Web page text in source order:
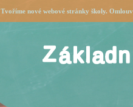
Tvoříme nové webové stránky školy.